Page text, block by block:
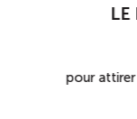
LE
pour attirer